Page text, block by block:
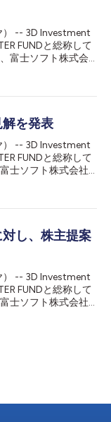
-- 3D Investment
FUNDと総称して
富士ソフト株式会
価値の向上のため
取締役の追加選任
については39.17%
取締役の追加選任
針の再検証こそ、富
が与えられ、その結
を発表
-- 3D Investment
FUNDと総称して
士ソフト株式会社
たします。 富士ソ
株式の生前贈与と
により非上場化
とで創業家に収入を
頂いております。
少数株主様の利益
業に必要であり個人
ら、お断りをする
し、株主提案
-- 3D Investment
FUNDと総称して
士ソフト株式会社
ました。 3Dの提案
であるGlass,
ートの中で、「株